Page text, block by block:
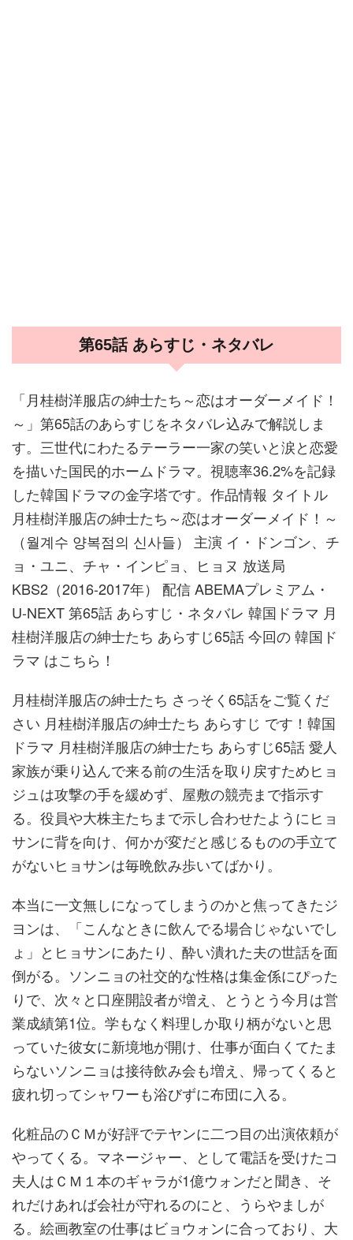
第65話 あらすじ・ネタバレ
「月桂樹洋服店の紳士たち～恋はオーダーメイド！
～」第65話のあらすじをネタバレ込みで解説しま
す。三世代にわたるテーラー一家の笑いと涙と恋愛
を描いた国民的ホームドラマ。視聴率36.2%を記録
した韓国ドラマの金字塔です。作品情報 タイトル
月桂樹洋服店の紳士たち～恋はオーダーメイド！～
（월계수 양복점의 신사들） 主演 イ・ドンゴン、チ
ョ・ユニ、チャ・インピョ、ヒョヌ 放送局
KBS2（2016-2017年） 配信 ABEMAプレミアム・
U-NEXT 第65話 あらすじ・ネタバレ 韓国ドラマ 月
桂樹洋服店の紳士たち あらすじ65話 今回の 韓国ド
ラマ はこちら！
月桂樹洋服店の紳士たち さっそく65話をご覧くだ
さい 月桂樹洋服店の紳士たち あらすじ です！韓国
ドラマ 月桂樹洋服店の紳士たち あらすじ65話 愛人
家族が乗り込んで来る前の生活を取り戻すためヒョ
ジュは攻撃の手を緩めず、屋敷の競売まで指示す
る。役員や大株主たちまで示し合わせたようにヒョ
サンに背を向け、何かが変だと感じるものの手立て
がないヒョサンは毎晩飲み歩いてばかり。
本当に一文無しになってしまうのかと焦ってきたジ
ヨンは、「こんなときに飲んでる場合じゃないでし
ょ」とヒョサンにあたり、酔い潰れた夫の世話を面
倒がる。ソンニョの社交的な性格は集金係にぴった
りで、次々と口座開設者が増え、とうとう今月は営
業成績第1位。学もなく料理しか取り柄がないと思
っていた彼女に新境地が開け、仕事が面白くてたま
らないソンニョは接待飲み会も増え、帰ってくると
疲れ切ってシャワーも浴びずに布団に入る。
化粧品のＣＭが好評でテヤンに二つ目の出演依頼が
やってくる。マネージャー、として電話を受けたコ
夫人はＣＭ１本のギャラが1億ウォンだと聞き、そ
れだけあれば会社が守れるのにと、うらやましが
る。絵画教室の仕事はビョウォンに合っており、大